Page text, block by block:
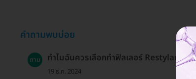
คำถามพบบ่อย
ถาม ทำไมฉันควรเลือกทำฟิลเลอร์ Restylane?
19 ธ.ค. 2024